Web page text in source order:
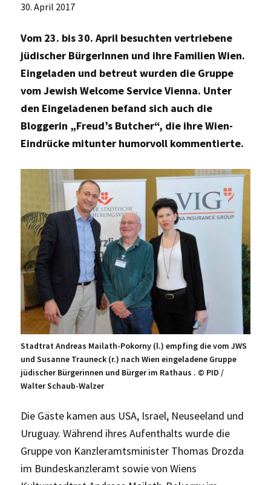
30. April 2017
Vom 23. bis 30. April besuchten vertriebene
jüdischer BürgerInnen und ihre Familien Wien.
Eingeladen und betreut wurden die Gruppe
vom Jewish Welcome Service Vienna. Unter
den Eingeladenen befand sich auch die
Bloggerin „Freud’s Butcher“, die ihre Wien-
Eindrücke mitunter humorvoll kommentierte.
Stadtrat Andreas Mailath-Pokorny (l.) empfing die vom JWS
und Susanne Trauneck (r.) nach Wien eingeladene Gruppe
jüdischer Bürgerinnen und Bürger im Rathaus . © PID /
Walter Schaub-Walzer
Die Gäste kamen aus USA, Israel, Neuseeland und
Uruguay. Während ihres Aufenthalts wurde die
Gruppe von Kanzleramtsminister Thomas Drozda
im Bundeskanzleramt sowie von Wiens